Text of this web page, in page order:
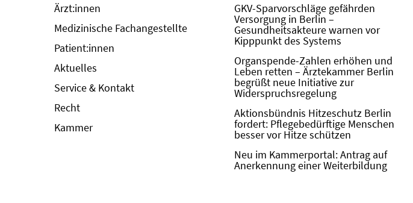
Ärzt:innen
Medizinische Fachangestellte
Patient:innen
Aktuelles
Service & Kontakt
Recht
Kammer
GKV-Sparvorschläge gefährden
Versorgung in Berlin –
Gesundheitsakteure warnen vor
Kipppunkt des Systems
Organspende-Zahlen erhöhen und
Leben retten – Ärztekammer Berlin
begrüßt neue Initiative zur
Widerspruchsregelung
Aktionsbündnis Hitzeschutz Berlin
fordert: Pflegebedürftige Menschen
besser vor Hitze schützen
Neu im Kammerportal: Antrag auf
Anerkennung einer Weiterbildung